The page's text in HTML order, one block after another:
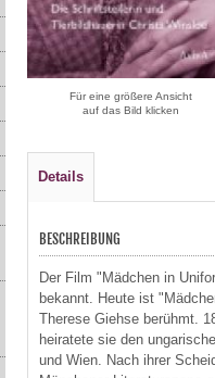
Für eine größere Ansicht
auf das Bild klicken
Details
BESCHREIBUNG
Der Film "Mädchen in
bekannt. Heute ist
Therese Giehse berühmt.
heiratete sie den
und Wien. Nach ihrer